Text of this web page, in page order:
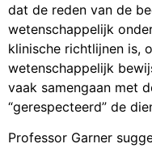
dat de reden van de
wetenschappelijk
klinische richtlijnen is,
wetenschappelijk
vaak samengaan met
“gerespecteerd” de
Professor Garner